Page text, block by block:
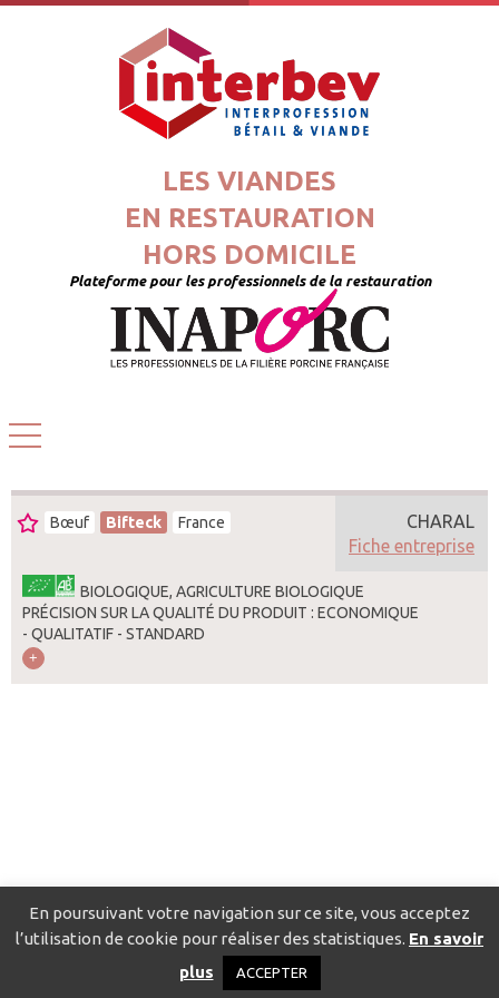
LES VIANDES
EN RESTAURATION
HORS DOMICILE
Plateforme pour les professionnels de la restauration
Bœuf Bifteck France
BIOLOGIQUE, AGRICULTURE BIOLOGIQUE
PRÉCISION SUR LA QUALITÉ DU PRODUIT : ECONOMIQUE
- QUALITATIF - STANDARD
CHARAL
Fiche entreprise
Catalogue pour localiser les fournisseurs
Politique de confidentialité
En poursuivant votre navigation sur ce site, vous acceptez
l’utilisation de cookie pour réaliser des statistiques. En savoir
plus
ACCEPTER